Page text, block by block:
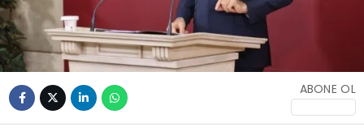
ABONE OL